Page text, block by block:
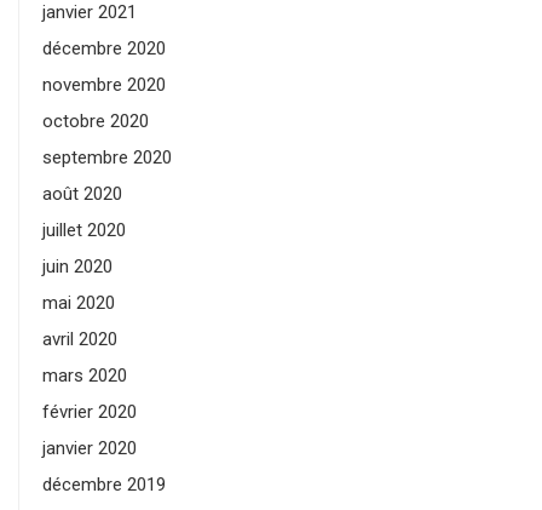
janvier 2021
décembre 2020
novembre 2020
octobre 2020
septembre 2020
août 2020
juillet 2020
juin 2020
mai 2020
avril 2020
mars 2020
février 2020
janvier 2020
décembre 2019